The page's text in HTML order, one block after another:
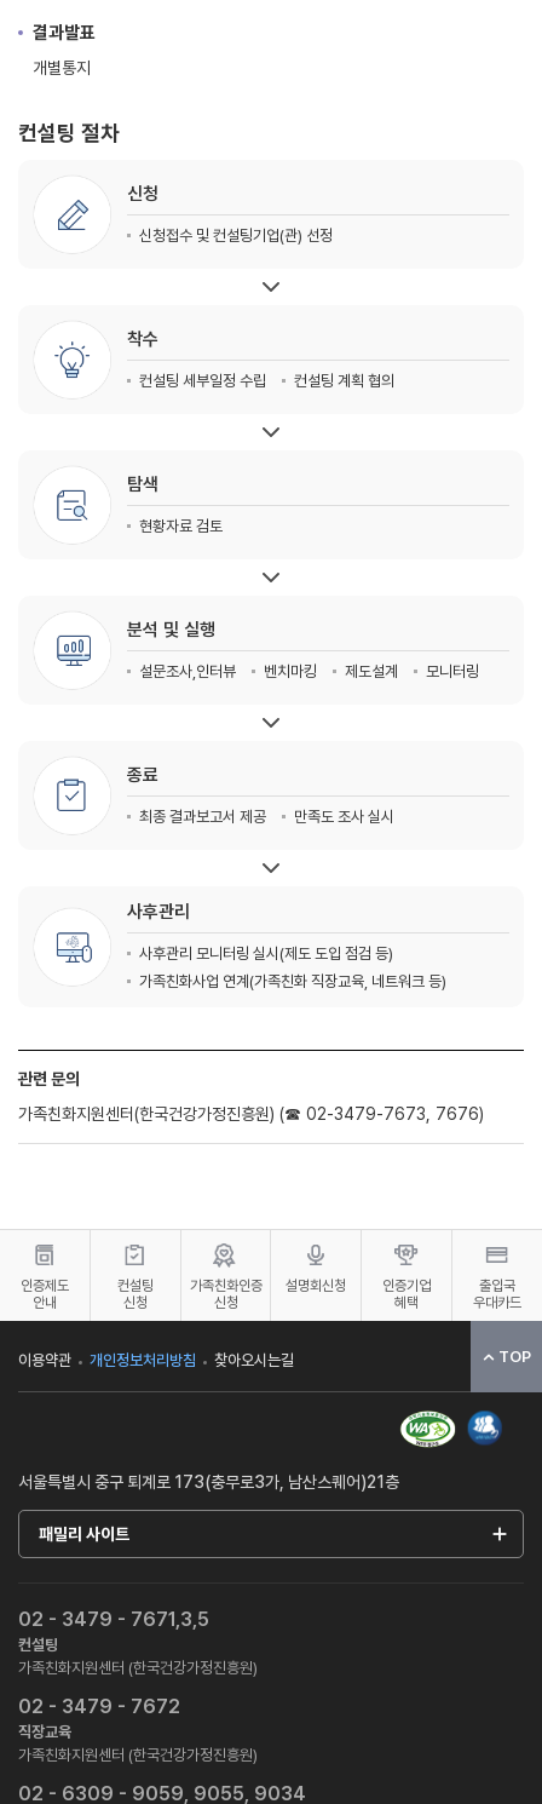
결과발표
개별통지
컨설팅 절차
신청
신청접수 및 컨설팅기업(관) 선정
착수
컨설팅 세부일정 수립 컨설팅 계획 협의
탐색
현황자료 검토
분석 및 실행
설문조사,인터뷰 벤치마킹 제도설계 모니터링
종료
최종 결과보고서 제공 만족도 조사 실시
사후관리
사후관리 모니터링 실시(제도 도입 점검 등)
가족친화사업 연계(가족친화 직장교육, 네트워크 등)
관련 문의
가족친화지원센터(한국건강가정진흥원) (☎ 02-3479-7673, 7676)
인증제도
안내
컨설팅
신청
가족친화인증
신청
설명회신청
인증기업
혜택
출입국
우대카드
TOP
이용약관 개인정보처리방침 찾아오시는길
서울특별시 중구 퇴계로 173(충무로3가, 남산스퀘어)21층
패밀리 사이트
02 - 3479 - 7671,3,5
컨설팅
가족친화지원센터 (한국건강가정진흥원)
02 - 3479 - 7672
직장교육
가족친화지원센터 (한국건강가정진흥원)
02 - 6309 - 9059, 9055, 9034